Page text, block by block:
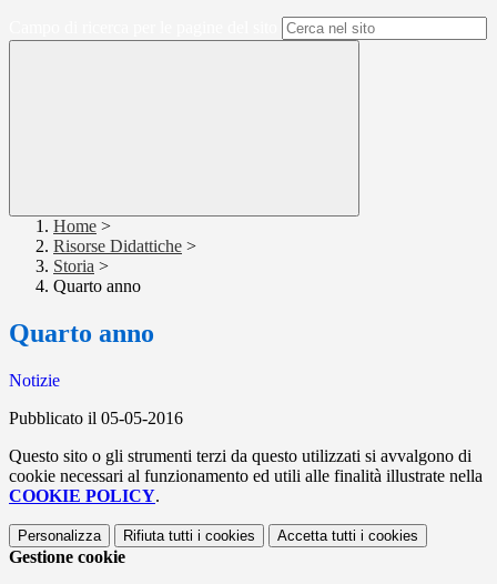
Home >
Risorse Didattiche >
Storia >
Quarto anno
Quarto anno
Notizie
Pubblicato il 05-05-2016
Questo sito o gli strumenti terzi da questo utilizzati si avvalgono di
cookie necessari al funzionamento ed utili alle finalità illustrate nella
COOKIE POLICY.
Personalizza Rifiuta tutti i cookies Accetta tutti i cookies
Gestione cookie